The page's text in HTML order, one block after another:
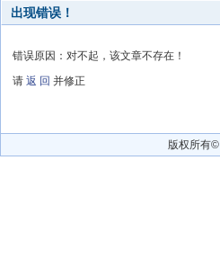
出现错误！
错误原因：对不起，该文章不存在！
请 返 回 并修正
版权所有©